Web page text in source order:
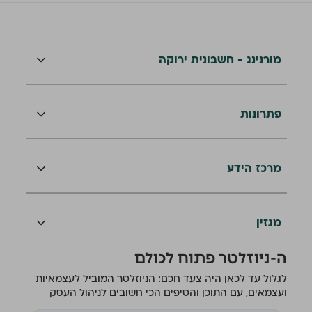
מורנינג - חשבונית ירוקה
פתרונות
מרכז הידע
מגזין
ה-ניוזלטר פתוח לכולם
לגלול עד לכאן היה צעד חכם: הניוזלטר המוביל לעצמאיות
ועצמאים, עם התוכן והטיפים הכי חשובים לניהול העסק